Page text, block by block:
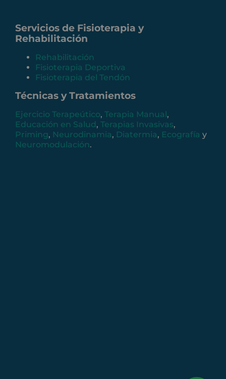
Servicios de Fisioterapia y
Rehabilitación
Rehabilitación
Fisioterapia Deportiva
Fisioterapia del Tendón
Técnicas y Tratamientos
Ejercicio Terapeútico, Terapia Manual ,
Educación en Salud , Terapias Invasivas,
Priming, Neurodinamia, Diatermia, Ecografía y
Neuromodulación.